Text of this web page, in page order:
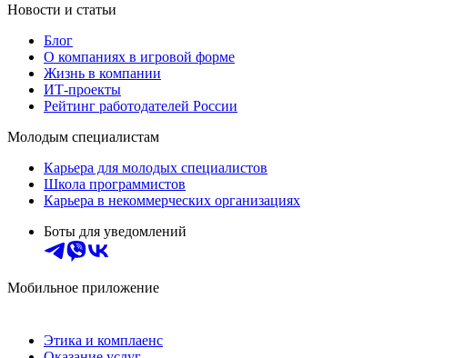
Новости и статьи
Блог
О компаниях в игровой форме
Жизнь в компании
ИТ-проекты
Рейтинг работодателей России
Молодым специалистам
Карьера для молодых специалистов
Школа программистов
Карьера в некоммерческих организациях
Боты для уведомлений
Мобильное приложение
Этика и комплаенс